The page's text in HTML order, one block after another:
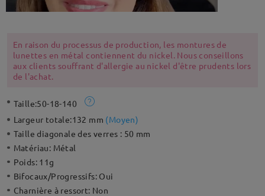
En raison du processus de production, les montures de
lunettes en métal contiennent du nickel. Nous conseillons
aux clients souffrant d'allergie au nickel d'être prudents lors
de l'achat.
Taille:50-18-140
Largeur totale:132 mm (Moyen)
Taille diagonale des verres : 50 mm
Matériau: Métal
Poids: 11g
Bifocaux/Progressifs: Oui
Charnière à ressort: Non